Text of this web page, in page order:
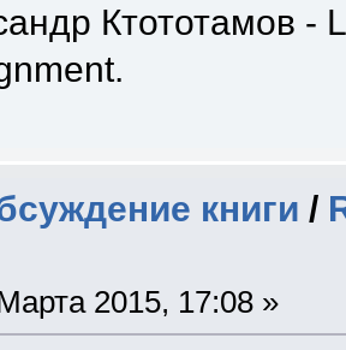
Ктототамов
книги /
2015, 17:08 »